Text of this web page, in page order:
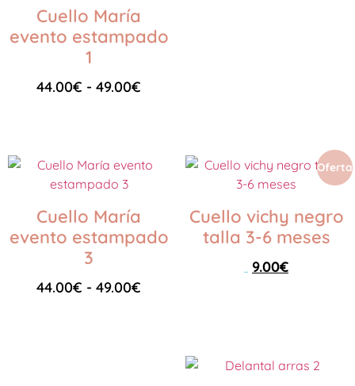
Cuello María
evento estampado
1
44.00€ - 49.00€
Cuello María
evento estampado
3
44.00€ - 49.00€
Oferta
Cuello vichy negro
talla 3-6 meses
9.00€